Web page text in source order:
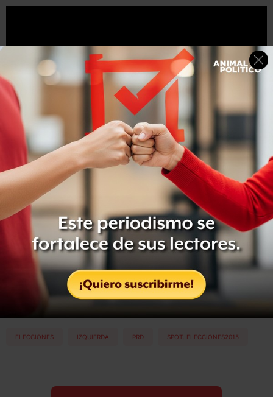
Compartir Leer después
Etiquetas:
ELECCIONES IZQUIERDA PRD SPOT. ELECCIONES2015